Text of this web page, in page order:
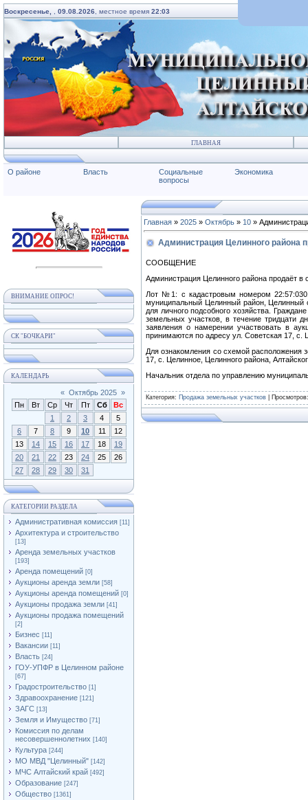
Воскресенье, 09.08.2026 , местное время 22:03
ГЛАВНАЯ
О районе Власть
Социальные
вопросы
Экономика
ВНИМАНИЕ ОПРОС!
СК "БОЧКАРИ"
КАЛЕНДАРЬ
« Октябрь 2025 »
Пн
Вт Ср Чт Пт Сб
Вс
1
2 3 4
5
6
7 8 9 10 11
12
13
14 15 16 17 18
19
20
21 22 23 24 25
26
27
28 29 30 31
КАТЕГОРИИ РАЗДЕЛА
Административная комиссия [11]
Архитектура и строительство
[13]
Аренда земельных участков
[193]
Аренда помещений [0]
Аукционы аренда земли [58]
Аукционы аренда помещений [0]
Аукционы продажа земли [41]
Аукционы продажа помещений
[2]
Бизнес [11]
Вакансии [11]
Власть [24]
ГОУ-УПФР в Целинном районе
[67]
Градостроительство [1]
Здравоохранение [121]
ЗАГС [13]
Земля и Имущество [71]
Комиссия по делам
несовершеннолетних [140]
Культура [244]
МО МВД "Целинный" [142]
МЧС Алтайский край [492]
Образование [247]
Общество [1361]
Главная » 2025 » Октябрь » 10 »
Администрация Целинного района
СООБЩЕНИЕ
Администрация Целинного района продаёт в
Лот №1: с кадастровым номером
муниципальный Целинный район, Целинный
для личного подсобного хозяйства.
земельных участков, в течение тридцати
заявления о намерении участвовать в
принимаются по адресу ул. Советская 17, с.
Для ознакомления со схемой расположения
17, с. Целинное, Целинного района,
Начальник отдела по
Категория: Продажа земельных участков Просмотров